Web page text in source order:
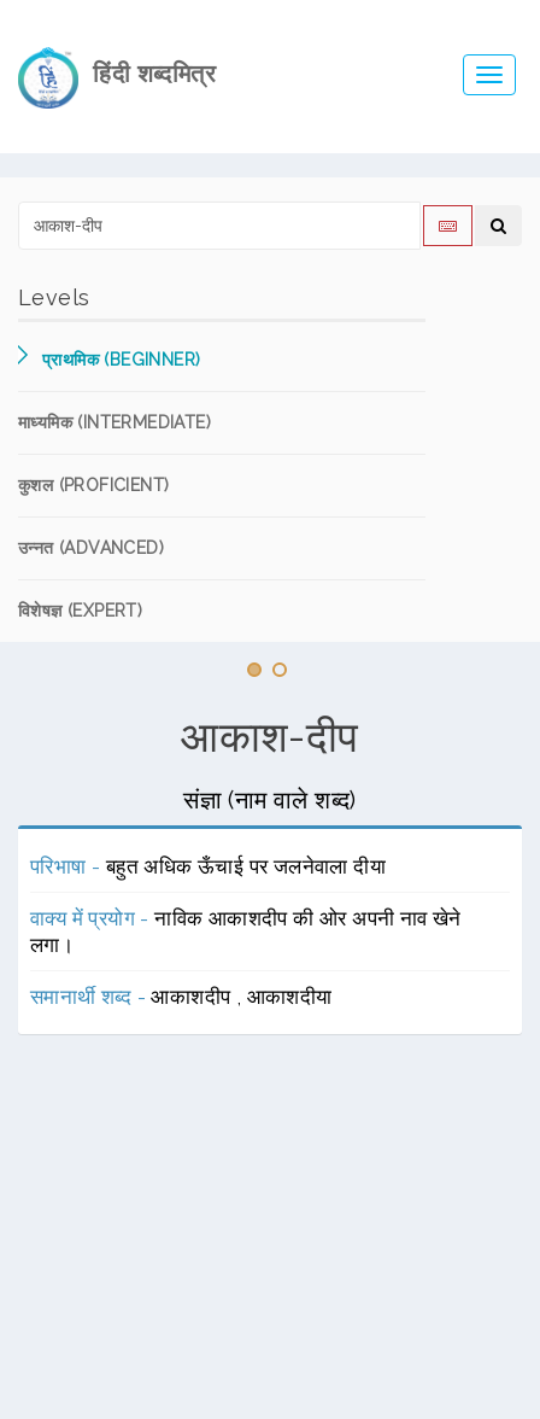
हिंदी शब्दमित्र
Levels
प्राथमिक (BEGINNER)
माध्यमिक (INTERMEDIATE)
कुशल (PROFICIENT)
उन्नत (ADVANCED)
विशेषज्ञ (EXPERT)
आकाश-दीप
संज्ञा (नाम वाले शब्द)
परिभाषा -बहुत अधिक ऊँचाई पर जलनेवाला दीया
वाक्य में प्रयोग -नाविक आकाशदीप की ओर अपनी नाव खेने
लगा।
समानार्थी शब्द -आकाशदीप , आकाशदीया